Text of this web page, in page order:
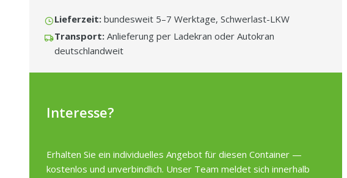
Lieferzeit: bundesweit 5–7 Werktage, Schwerlast-LKW
Transport: Anlieferung per Ladekran oder Autokran
deutschlandweit
Interesse?
Erhalten Sie ein individuelles Angebot für diesen Container —
kostenlos und unverbindlich. Unser Team meldet sich innerhalb